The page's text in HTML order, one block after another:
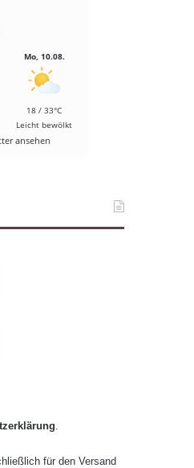
Mo, 10.08.
18 / 33°C
Leicht bewölkt
ansehen
.
für den Versand